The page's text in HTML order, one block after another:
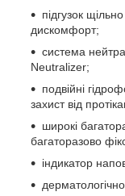
підгузок
дискомфорт;
система
Neutralizer;
подвійні
захист від
широкі
багаторазово
індикатор